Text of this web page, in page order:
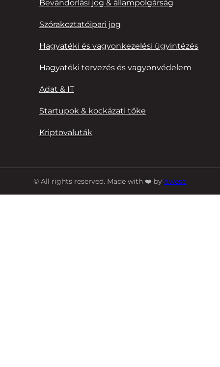
Bevándorlási jog & állampolgárság
Szórakoztatóipari jog
Hagyatéki és vagyonkezelési ügyintézés
Hagyatéki tervezés és vagyonvédelem
Adat & IT
Startupok & kockázati tőke
Kriptovaluták
© All rights reserved. Made with ❤️ by Itweso